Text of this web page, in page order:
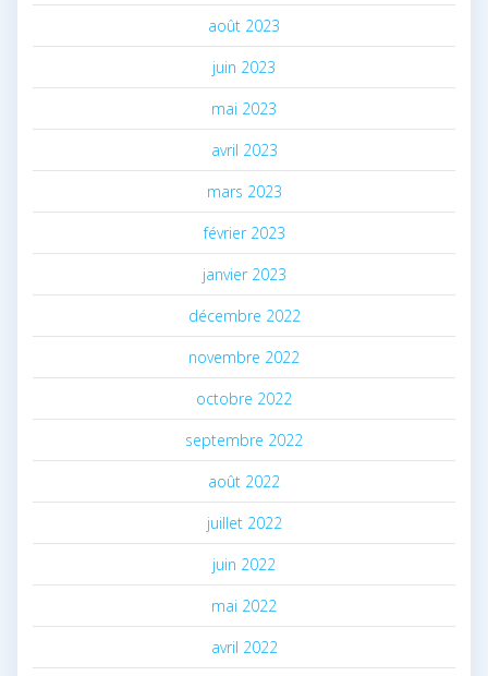
août 2023
juin 2023
mai 2023
avril 2023
mars 2023
février 2023
janvier 2023
décembre 2022
novembre 2022
octobre 2022
septembre 2022
août 2022
juillet 2022
juin 2022
mai 2022
avril 2022